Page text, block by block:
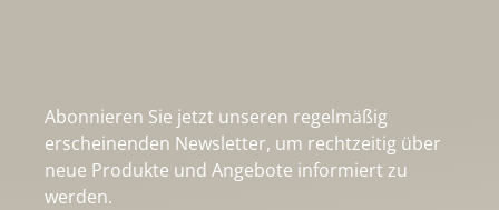
Abonnieren Sie jetzt unseren regelmäßig
erscheinenden Newsletter, um rechtzeitig über
neue Produkte und Angebote informiert zu
werden.